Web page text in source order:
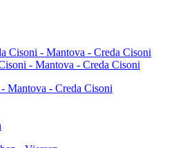
- Mantova - Creda Cisoni
Mantova - Creda Cisoni